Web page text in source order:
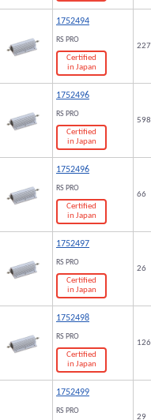
1752494
RS PRO
Certified
in Japan
227
1752496
RS PRO
Certified
in Japan
598
1752496
RS PRO
Certified
in Japan
66
1752497
RS PRO
Certified
in Japan
26
1752498
RS PRO
Certified
in Japan
126
1752499
RS PRO
29